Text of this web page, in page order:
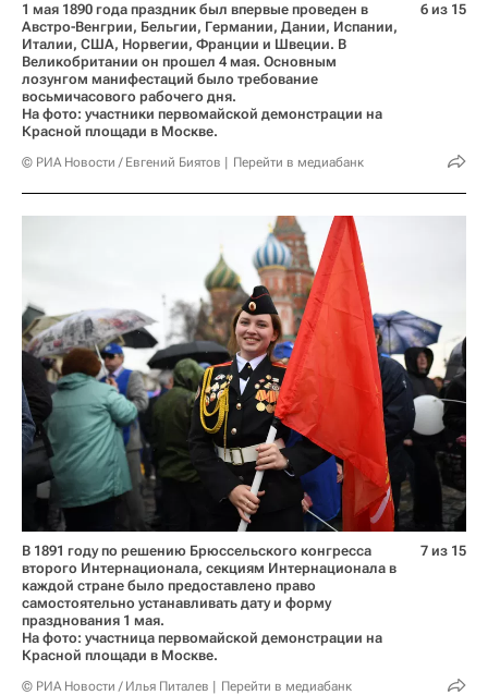
1 мая 1890 года праздник был впервые проведен в
Австро-Венгрии, Бельгии, Германии, Дании, Испании,
Италии, США, Норвегии, Франции и Швеции. В
Великобритании он прошел 4 мая. Основным
лозунгом манифестаций было требование
восьмичасового рабочего дня.
На фото: участники первомайской демонстрации на
Красной площади в Москве.
© РИА Новости / Евгений Биятов Перейти в медиабанк
6 из 15
В 1891 году по решению Брюссельского конгресса
второго Интернационала, секциям Интернационала в
каждой стране было предоставлено право
самостоятельно устанавливать дату и форму
празднования 1 мая.
На фото: участница первомайской демонстрации на
Красной площади в Москве.
© РИА Новости / Илья Питалев Перейти в медиабанк
7 из 15